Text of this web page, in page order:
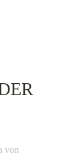
von